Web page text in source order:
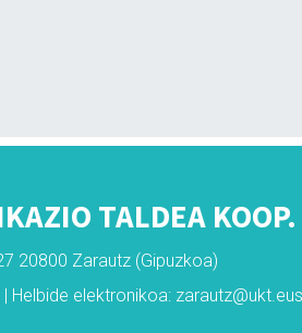
TALDEA
20800 Zarautz (Gipuzkoa)
Helbide elektronikoa: zarautz@ukt.eus